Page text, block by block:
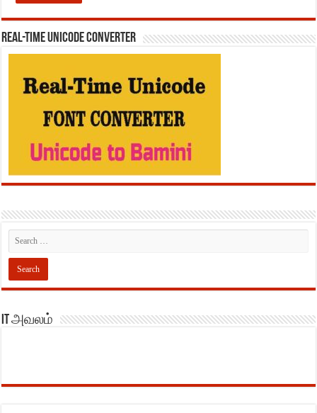
REAL-TIME UNICODE CONVERTER
IT அவலம்